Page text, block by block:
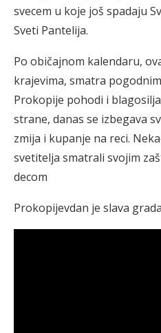
svecem u koje još spadaju
Sveti Pantelija.
Po običajnom kalendaru,
krajevima, smatra
Prokopije pohodi i
strane, danas se izbegava
zmija i kupanje na reci.
svetitelja smatrali svojim
decom
Prokopijevdan je slava